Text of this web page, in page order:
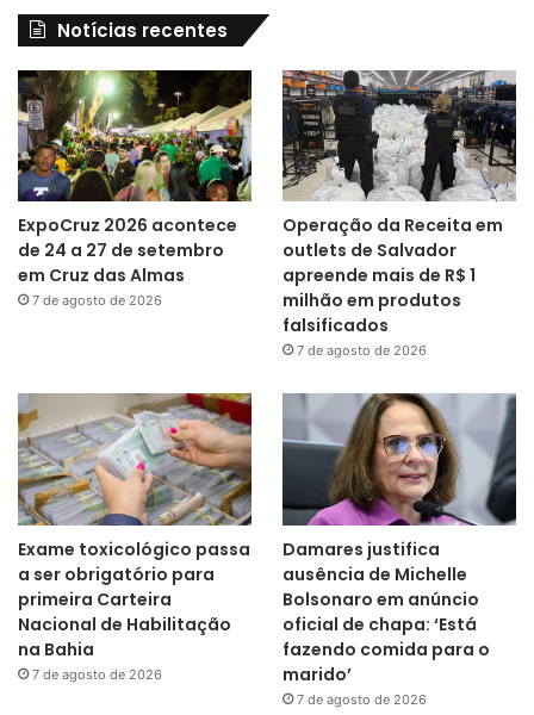
Notícias recentes
ExpoCruz 2026 acontece
de 24 a 27 de setembro
em Cruz das Almas
7 de agosto de 2026
Operação da Receita em
outlets de Salvador
apreende mais de R$ 1
milhão em produtos
falsificados
7 de agosto de 2026
Exame toxicológico passa
a ser obrigatório para
primeira Carteira
Nacional de Habilitação
na Bahia
7 de agosto de 2026
Damares justifica
ausência de Michelle
Bolsonaro em anúncio
oficial de chapa: ‘Está
fazendo comida para o
marido’
7 de agosto de 2026